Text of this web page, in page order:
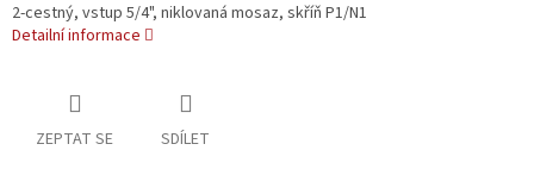
2-cestný, vstup 5/4", niklovaná mosaz, skříň P1/N1
Detailní informace
ZEPTAT SE SDÍLET